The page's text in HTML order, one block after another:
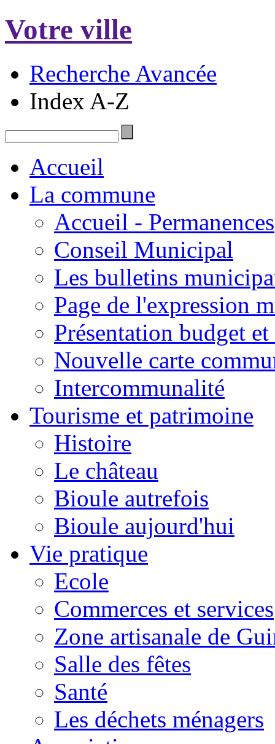
Votre ville
Recherche Avancée
Index A-Z
Accueil
La commune
Accueil - Permanences
Conseil Municipal
Les bulletins
Page de l'expression
Présentation budget
Nouvelle carte
Intercommunalité
Tourisme et patrimoine
Histoire
Le château
Bioule autrefois
Bioule aujourd'hui
Vie pratique
Ecole
Commerces et services
Zone artisanale de
Salle des fêtes
Santé
Les déchets ménagers